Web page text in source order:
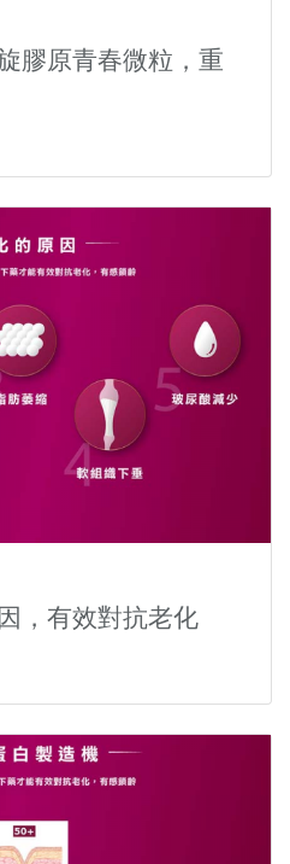
膠原青春微粒，重
，有效對抗老化